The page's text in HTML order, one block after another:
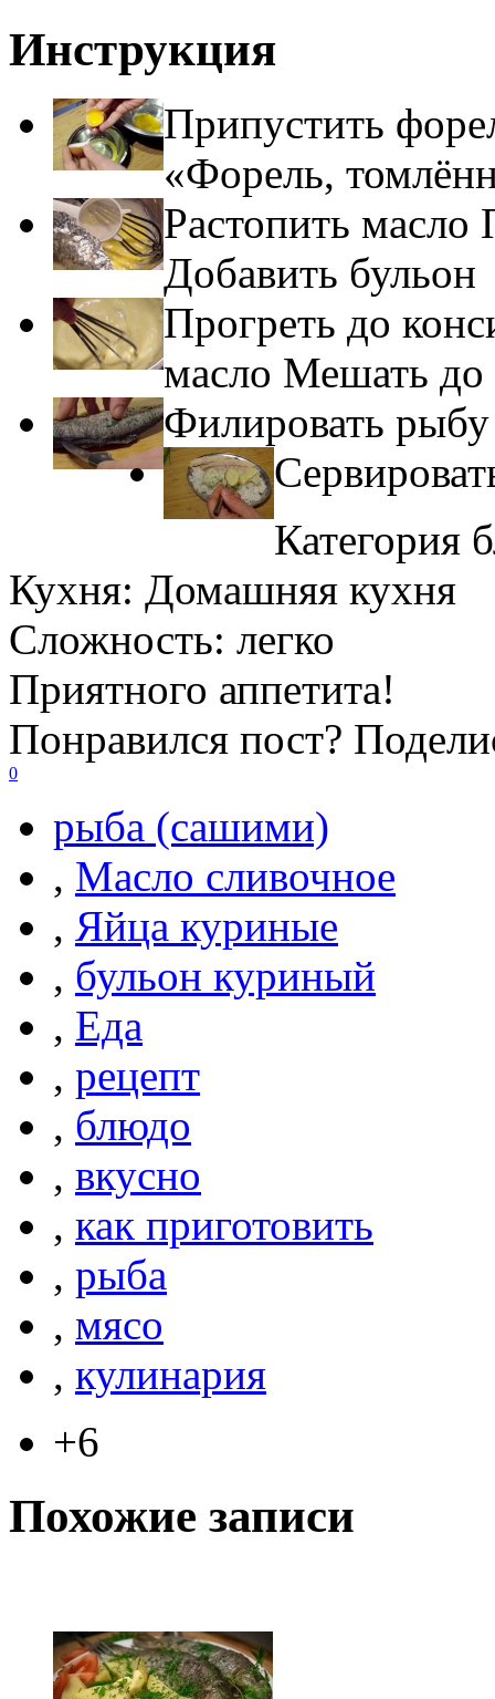
Инструкция
Припустить
«Форель,
Растопить масло
Добавить бульон
Прогреть до
масло Мешать до
Филировать рыбу
Категория
Кухня: Домашняя кухня
Сложность: легко
Приятного аппетита!
Понравился пост?
0
рыба (сашими)
, Масло сливочное
, Яйца куриные
, бульон куриный
, Еда
, рецепт
, блюдо
, вкусно
, как приготовить
, рыба
, мясо
, кулинария
+6
Похожие записи